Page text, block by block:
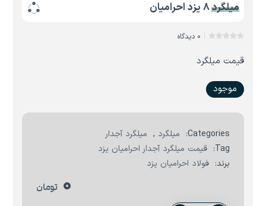
میلگرد 8 یزد احرامیان
0 دیدگاه
قیمت میلگرد
موجود
Categories: میلگرد , میلگرد آجدار
Tag:
قیمت میلگرد آجدار احرامیان یزد
برند: فولاد احرامیان یزد
0 تومان